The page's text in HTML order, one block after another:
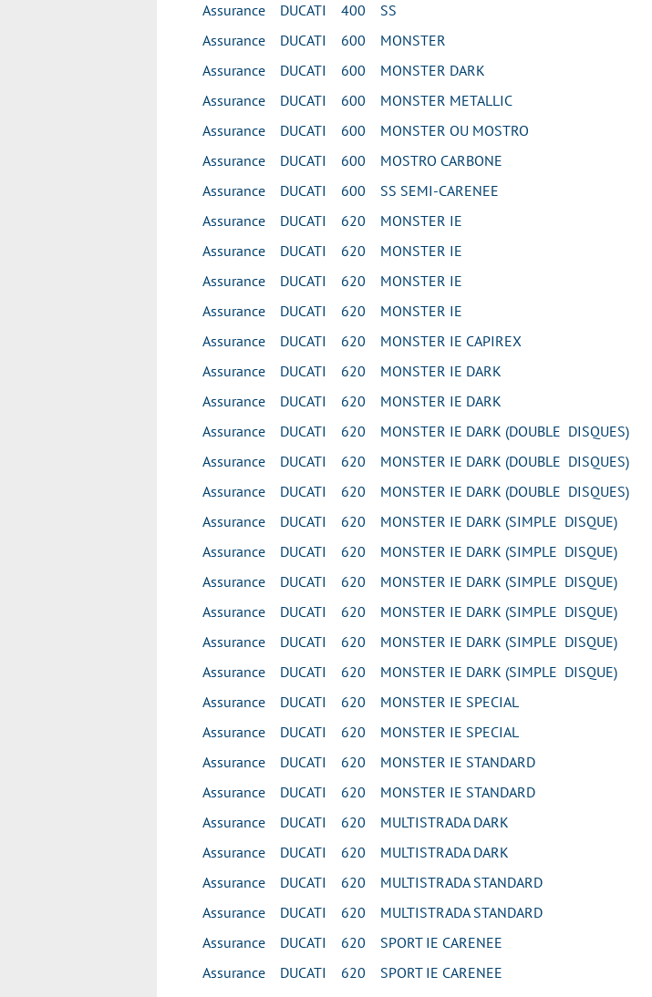
Assurance DUCATI 400 SS
Assurance DUCATI 600 MONSTER
Assurance DUCATI 600 MONSTER DARK
Assurance DUCATI 600 MONSTER METALLIC
Assurance DUCATI 600 MONSTER OU MOSTRO
Assurance DUCATI 600 MOSTRO CARBONE
Assurance DUCATI 600 SS SEMI-CARENEE
Assurance DUCATI 620 MONSTER IE
Assurance DUCATI 620 MONSTER IE
Assurance DUCATI 620 MONSTER IE
Assurance DUCATI 620 MONSTER IE
Assurance DUCATI 620 MONSTER IE CAPIREX
Assurance DUCATI 620 MONSTER IE DARK
Assurance DUCATI 620 MONSTER IE DARK
Assurance DUCATI 620 MONSTER IE DARK (DOUBLE DISQUES)
Assurance DUCATI 620 MONSTER IE DARK (DOUBLE DISQUES)
Assurance DUCATI 620 MONSTER IE DARK (DOUBLE DISQUES)
Assurance DUCATI 620 MONSTER IE DARK (SIMPLE DISQUE)
Assurance DUCATI 620 MONSTER IE DARK (SIMPLE DISQUE)
Assurance DUCATI 620 MONSTER IE DARK (SIMPLE DISQUE)
Assurance DUCATI 620 MONSTER IE DARK (SIMPLE DISQUE)
Assurance DUCATI 620 MONSTER IE DARK (SIMPLE DISQUE)
Assurance DUCATI 620 MONSTER IE DARK (SIMPLE DISQUE)
Assurance DUCATI 620 MONSTER IE SPECIAL
Assurance DUCATI 620 MONSTER IE SPECIAL
Assurance DUCATI 620 MONSTER IE STANDARD
Assurance DUCATI 620 MONSTER IE STANDARD
Assurance DUCATI 620 MULTISTRADA DARK
Assurance DUCATI 620 MULTISTRADA DARK
Assurance DUCATI 620 MULTISTRADA STANDARD
Assurance DUCATI 620 MULTISTRADA STANDARD
Assurance DUCATI 620 SPORT IE CARENEE
Assurance DUCATI 620 SPORT IE CARENEE